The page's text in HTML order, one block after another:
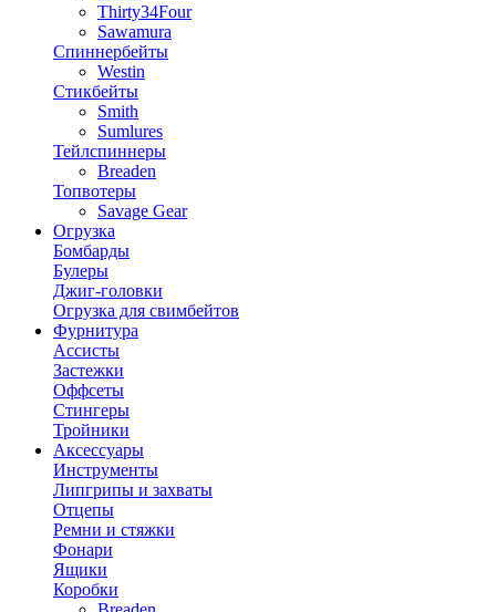
Thirty34Four
Sawamura
Спиннербейты
Westin
Стикбейты
Smith
Sumlures
Тейлспиннеры
Breaden
Топвотеры
Savage Gear
Огрузка
Бомбарды
Булеры
Джиг-головки
Огрузка для свимбейтов
Фурнитура
Ассисты
Застежки
Оффсеты
Стингеры
Тройники
Аксессуары
Инструменты
Липгрипы и захваты
Отцепы
Ремни и стяжки
Фонари
Ящики
Коробки